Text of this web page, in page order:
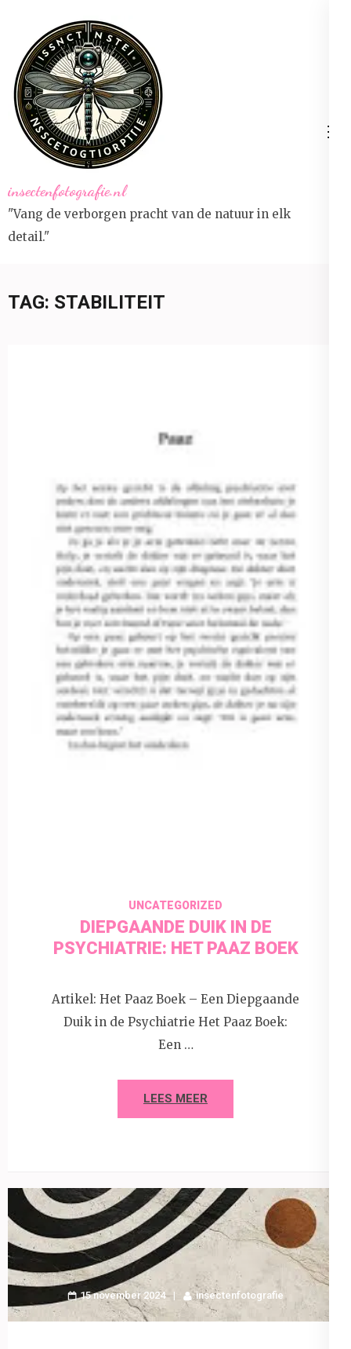
inhoud
(druk
op
Enter)
insectenfotografie.nl
"Vang de verborgen pracht van de natuur in elk
detail."
TAG: STABILITEIT
UNCATEGORIZED
DIEPGAANDE DUIK IN DE
PSYCHIATRIE: HET PAAZ BOEK
Artikel: Het Paaz Boek – Een Diepgaande
Duik in de Psychiatrie Het Paaz Boek:
Een …
LEES MEER
15 november 2024 insectenfotografie